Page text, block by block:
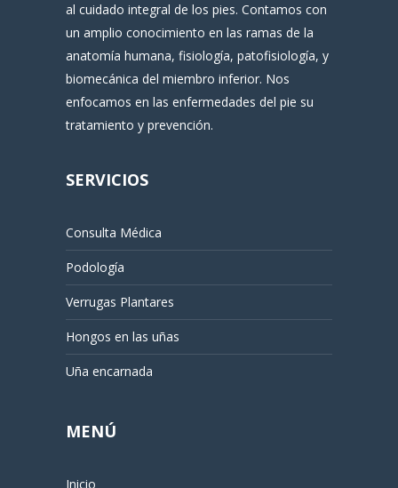
al cuidado integral de los pies. Contamos con
un amplio conocimiento en las ramas de la
anatomía humana, fisiología, patofisiología, y
biomecánica del miembro inferior. Nos
enfocamos en las enfermedades del pie su
tratamiento y prevención.
SERVICIOS
Consulta Médica
Podología
Verrugas Plantares
Hongos en las uñas
Uña encarnada
MENÚ
Inicio